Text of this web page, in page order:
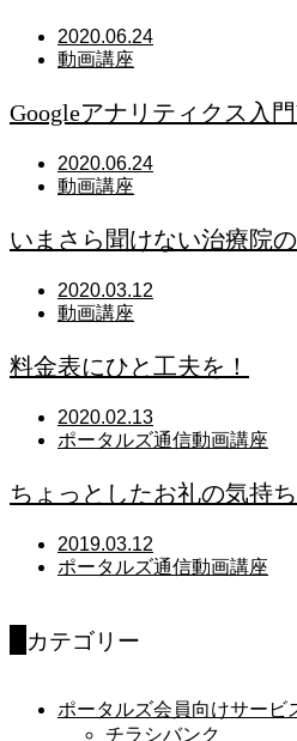
2020.06.24
動画講座
Googleアナリティクス入
2020.06.24
動画講座
いまさら聞けない治療院
2020.03.12
動画講座
料金表にひと工夫を！
2020.02.13
ポータルズ通信動画講座
ちょっとしたお礼の気持
2019.03.12
ポータルズ通信動画講座
カテゴリー
ポータルズ会員向けサービ
チラシバンク